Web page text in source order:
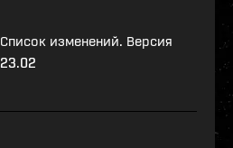
Список изменений. Версия
23.02